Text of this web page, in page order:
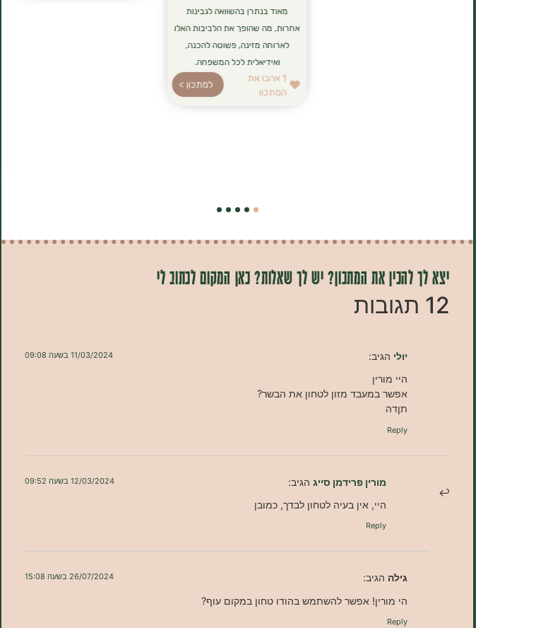
מאוד בנתרן בהשוואה לגבינות
אחרות, מה שהופך את הלביבות האלו
לארוחה מזינה, פשוטה להכנה,
ואידיאלית לכל המשפחה.
1 אהבו את
המתכון
למתכון >
יצא לך להכין את המתכון? יש לך שאלות? כאן המקום לכתוב לי
12 תגובות
יולי הגיב: 11/03/2024 בשעה 09:08
היי מורין
אפשר במעבד מזון לטחון את הבשר?
תןדה
Reply
מורין פרידמן סייג הגיב: 12/03/2024 בשעה 09:52
היי, אין בעיה לטחון לבדך, כמובן
Reply
גילה הגיב: 26/07/2024 בשעה 15:08
הי מורין! אפשר להשתמש בהודו טחון במקום עוף?
Reply